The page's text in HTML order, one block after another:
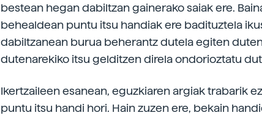
bestean hegan dabiltzan gainerako saiak ere.
behealdean puntu itsu handiak ere badituztela
dabiltzanean burua beherantz dutela egiten
dutenarekiko itsu gelditzen direla ondorioztatu
Ikertzaileen esanean, eguzkiaren argiak trabarik
puntu itsu handi hori. Hain zuzen ere, bekain